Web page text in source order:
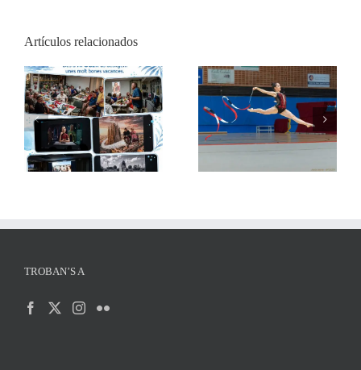
Artículos relacionados
AFOCER col·labora
amb diverses entitats en
activitats de final de
curs
Xerrada de Xavi Llop:
Què puc fotografiar i
què no
TROBAN’S A